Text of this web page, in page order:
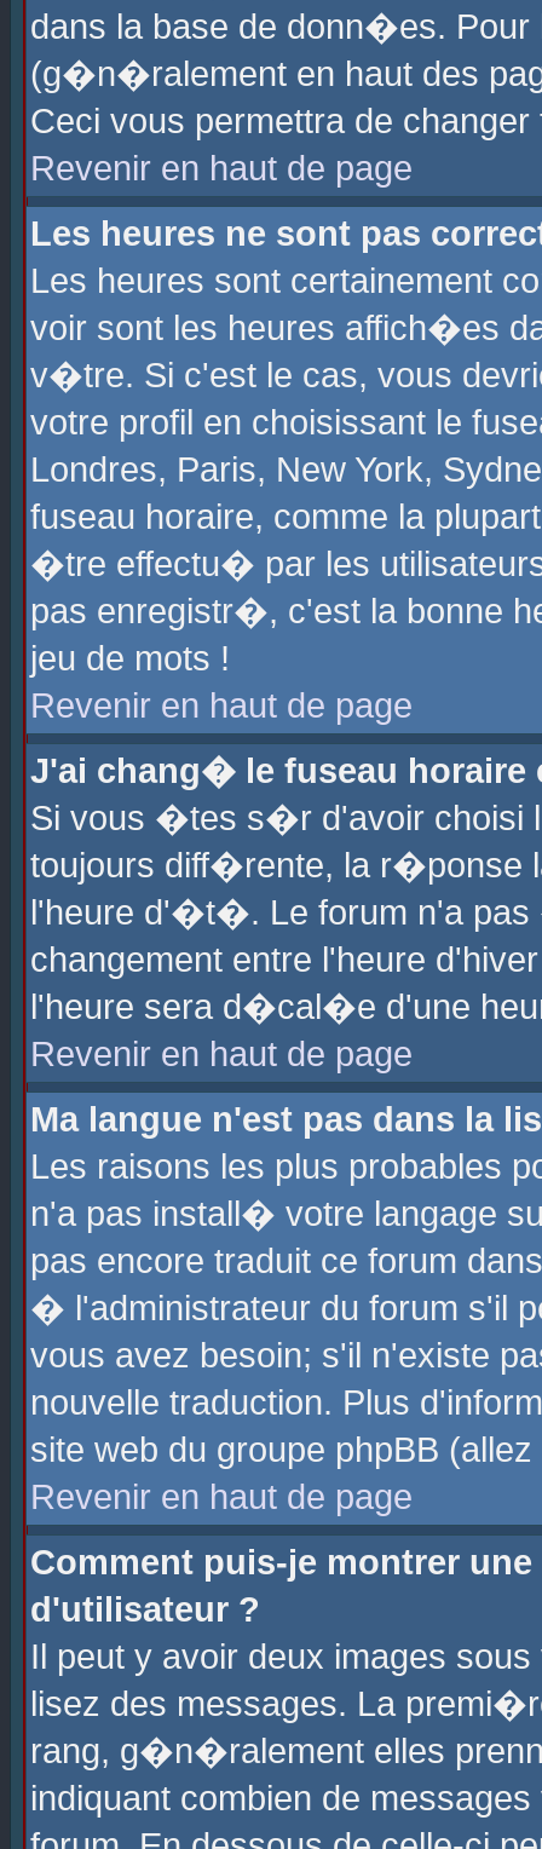
dans la base de donn�es.
(g�n�ralement en haut des
Ceci vous permettra de
Revenir en haut de page
Les heures ne sont pas
Les heures sont certainement
voir sont les heures affich�es
v�tre. Si c'est le cas, vous
votre profil en choisissant le
Londres, Paris, New York,
fuseau horaire, comme la
�tre effectu� par les
pas enregistr�, c'est la bonne
jeu de mots !
Revenir en haut de page
J'ai chang� le fuseau horaire
Si vous �tes s�r d'avoir choisi
toujours diff�rente, la r�ponse
l'heure d'�t�. Le forum n'a
changement entre l'heure
l'heure sera d�cal�e d'une
Revenir en haut de page
Ma langue n'est pas dans la
Les raisons les plus probables
n'a pas install� votre langage
pas encore traduit ce forum
� l'administrateur du forum s'il
vous avez besoin; s'il n'existe
nouvelle traduction. Plus
site web du groupe phpBB
Revenir en haut de page
Comment puis-je montrer
d'utilisateur ?
Il peut y avoir deux images
lisez des messages. La
rang, g�n�ralement elles
indiquant combien de